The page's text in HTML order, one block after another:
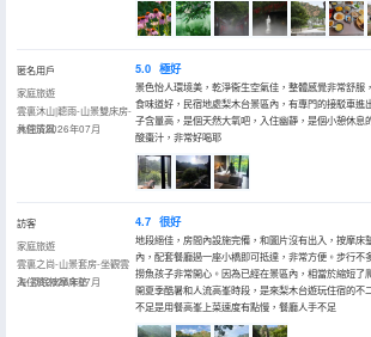
匿名用戶
家庭旅遊
雲裏沐山|聼雨-山景雙床房-
林間清風
入住於2026年07月
5.0 極好
景色怡人環境美，乾淨衞生空氣佳，整體感覺非常舒服
食味道好，民宿地處梨木台景區內，有專門的接駁車進
子含量高，是個天然大氧吧，入住幽靜，是個小憩休息
酸棗汁，非常好喝耶
訪客
家庭旅遊
雲裏之尚-山景套房-坐觀雲
海-添眠按摩床墊
入住於2026年07月
4.7 很好
地段絕佳，房間內設施完備，和圖片沒有出入，按摩床
內，配套餐廳過一座小橋即可抵達，非常方便。步行不
撈魚孩子非常開心。因為已經在景區內，相當於縮短了
開夏季酷暑和人流高峯時段，是來梨木台遊玩住宿的不
不足是用餐高峯上菜速度有點慢，餐廳人手不足